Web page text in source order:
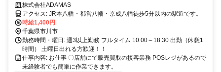
きます
株式会社ADAMAS
アクセス: JR本八幡・都営八幡・京成八幡徒歩5分以内の駅近です。
時給1,400円
千葉県市川市
勤務時間・曜日: 週3以上勤務 フルタイム 10:00～18:30 出勤（休憩1
時間） 土曜日出れる方歓迎！！
仕事内容: お仕事 〇店舗にて販売買取の接客業務 POSレジがあるので
未経験者でも簡単に作業できます。